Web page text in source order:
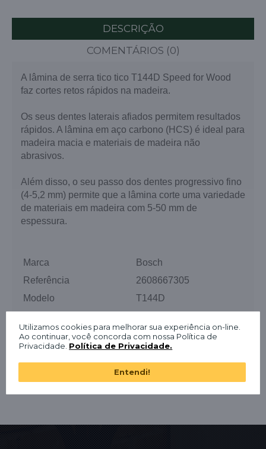
DESCRIÇÃO
COMENTÁRIOS (0)
A lâmina de serra tico tico T144D Speed for Wood
faz cortes retos rápidos na madeira.
Os seus dentes laterais afiados permitem resultados
rápidos. A lâmina em aço carbono (HCS) é ideal para
madeira macia e materiais de madeira não
abrasivos.
Além disso, o seu passo dos dentes progressivo fino
(4-5,2 mm) permite que a lâmina corte uma variedade
de materiais em madeira com 5-50 mm de
espessura.
Marca
Bosch
Referência
2608667305
Modelo
T144D
Utilizamos cookies para melhorar sua experiência on-line.
Ao continuar, você concorda com nossa Política de
Privacidade. Política de Privacidade.
Entendi!